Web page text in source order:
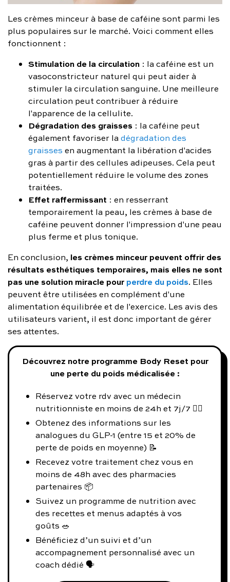
Les crèmes minceur à base de caféine sont parmi les
plus populaires sur le marché. Voici comment elles
fonctionnent :
Stimulation de la circulation : la caféine est un
vasoconstricteur naturel qui peut aider à
stimuler la circulation sanguine. Une meilleure
circulation peut contribuer à réduire
l'apparence de la cellulite.
Dégradation des graisses : la caféine peut
également favoriser ladégradation des
graisses en augmentant la libération d'acides
gras à partir des cellules adipeuses. Cela peut
potentiellement réduire le volume des zones
traitées.
Effet raffermissant : en resserrant
temporairement la peau, les crèmes à base de
caféine peuvent donner l'impression d'une peau
plus ferme et plus tonique.
En conclusion, les crèmes minceur peuvent offrir des
résultats esthétiques temporaires, mais elles ne sont
pas une solution miracle pourperdre du poids. Elles
peuvent être utilisées en complément d'une
alimentation équilibrée et de l'exercice. Les avis des
utilisateurs varient, il est donc important de gérer
ses attentes.
Découvrez notre programme Body Reset pour
une perte du poids médicalisée :
Réservez votre rdv avec un médecin
nutritionniste en moins de 24h et 7j/7 👨‍⚕️
Obtenez des informations sur les
analogues du GLP-1 (entre 15 et 20% de
perte de poids en moyenne) 📝
Recevez votre traitement chez vous en
moins de 48h avec des pharmacies
partenaires 📦
Suivez un programme de nutrition avec
des recettes et menus adaptés à vos
goûts 🥗
Bénéficiez d’un suivi et d’un
accompagnement personnalisé avec un
coach dédié 🗣️